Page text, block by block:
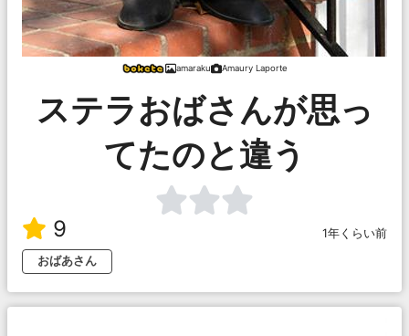
amaraku Amaury Laporte
ステラおばさんが思っ
てたのと違う
9
1年くらい前
おばあさん